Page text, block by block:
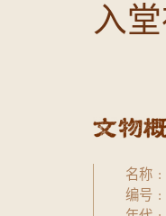
入
名称
编号